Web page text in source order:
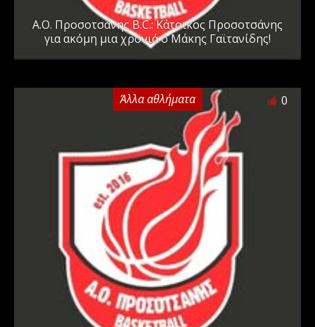
Α.Ο. Προσοτσάνης B.C.: Κάτοικος Προσοτσάνης
για ακόμη μια χρονιά ο Μάκης Γαϊτανίδης!
Άλλα αθλήματα 0